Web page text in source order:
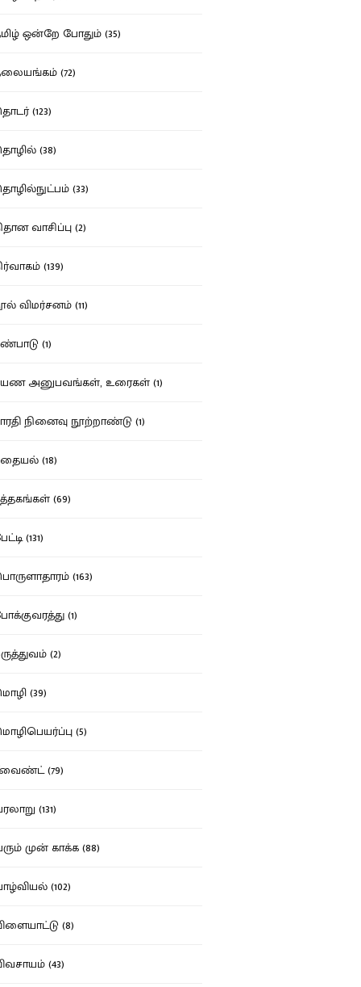
ஒன்றே போதும் (35)
(72)
(123)
(38)
(33)
வாசிப்பு (2)
(139)
விமர்சனம் (11)
(1)
அனுபவங்கள், உரைகள் (1)
நினைவு நூற்றாண்டு (1)
(18)
(69)
(131)
(163)
(1)
(2)
(39)
(5)
(79)
(131)
முன் காக்க (88)
(102)
(8)
(43)